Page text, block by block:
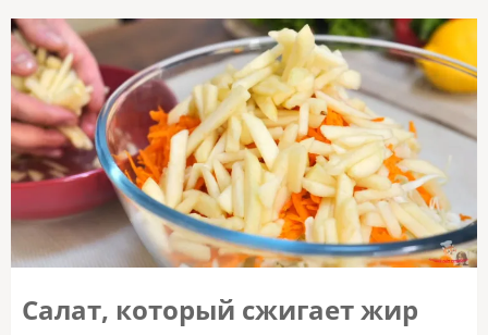
Салат, который сжигает жир